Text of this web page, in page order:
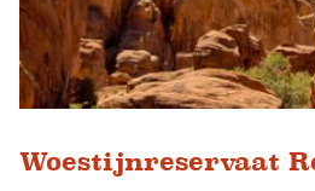
Woestijnreservaat